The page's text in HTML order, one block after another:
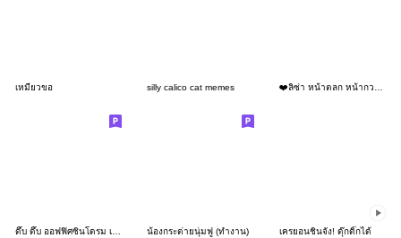
เหมียวขอ silly calico cat memes
ดึ๊บ ดึ๊บ ออฟฟิศซินโดรม เก้า น้องกระต่ายนุ่มฟู (ทำงาน) เครยอนชินจัง! ดุ๊กดิ๊กได้